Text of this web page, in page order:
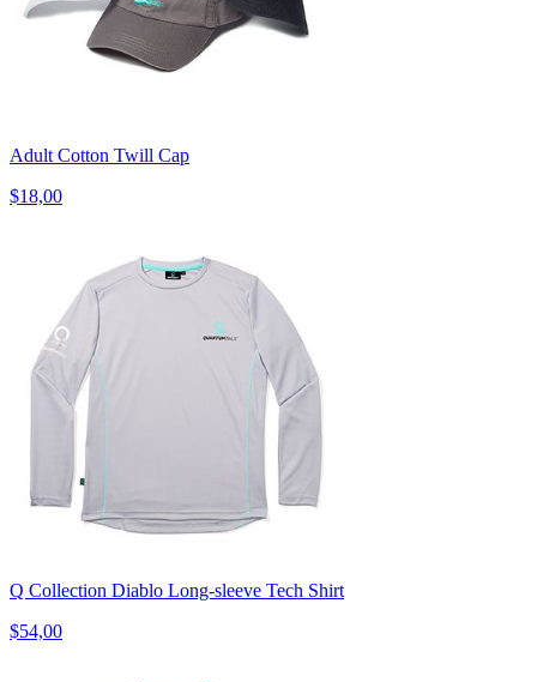
Adult Cotton Twill Cap
$18,00
Q Collection Diablo Long-sleeve Tech Shirt
$54,00